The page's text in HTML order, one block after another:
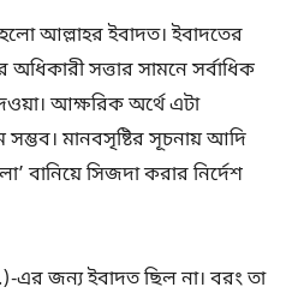
আল্লাহর ইবাদত। ইবাদতের
অধিকারী সত্তার সামনে সর্বাধিক
আক্ষরিক অর্থে এটা
সম্ভব। মানবসৃষ্টির সূচনায় আদি
বানিয়ে সিজদা করার নির্দেশ
জন্য ইবাদত ছিল না। বরং তা